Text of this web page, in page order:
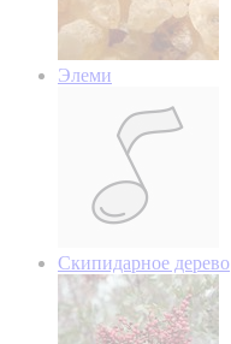
Элеми
Скипидарное дерево